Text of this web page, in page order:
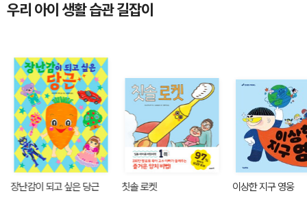
우리 아이 생활 습관 길잡이
장난감이 되고 싶은 당근 칫솔 로켓 이상한 지구 영웅